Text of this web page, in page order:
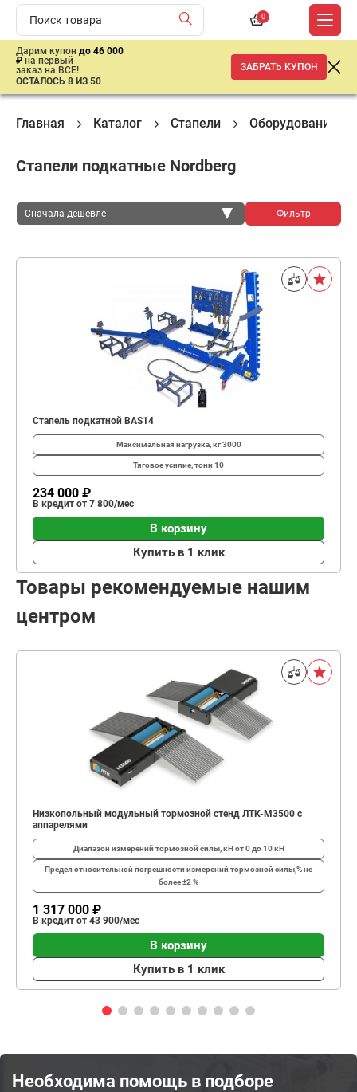
0
Дарим купон до 46 000
₽ на первый
заказ на ВСЕ!
ОСТАЛОСЬ 8 ИЗ 50
ЗАБРАТЬ КУПОН
Главная Каталог Стапели Оборудование
Стапели подкатные Nordberg
Сначала дешевле Фильтр
Стапель подкатной BAS14
Максимальная нагрузка, кг3000
Тяговое усилие, тонн 10
234 000 ₽
В кредит от 7 800/мес
В корзину
Купить в 1 клик
Товары рекомендуемые нашим
центром
Низкопольный модульный тормозной стенд ЛТК-М3500 с
аппарелями
Диапазон измерений тормозной силы, кНот 0 до 10 кН
Предел относительной погрешности измерений тормозной силы,%не
более ±2 %
1 317 000 ₽
В кредит от 43 900/мес
В корзину
Купить в 1 клик
Необходима помощь в подборе